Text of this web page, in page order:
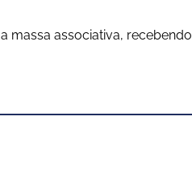
massa associativa,